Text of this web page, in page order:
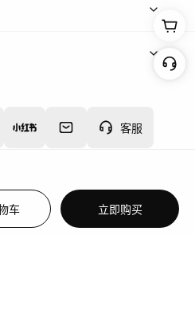
车 立即购买
客服
20160192
蜀ICP备12020238号-4
违法和不良信息举报中心